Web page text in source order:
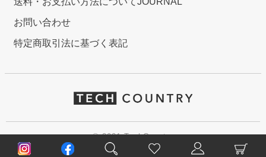
お問い合わせ
特定商取引法に基づく表記
© 2021 TechCountry